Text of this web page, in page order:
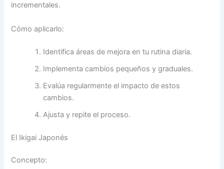
incrementales.
Cómo aplicarlo:
Identifica áreas de mejora en tu rutina diaria.
Implementa cambios pequeños y graduales.
Evalúa regularmente el impacto de estos
cambios.
Ajusta y repite el proceso.
El Ikigai Japonés
Concepto: